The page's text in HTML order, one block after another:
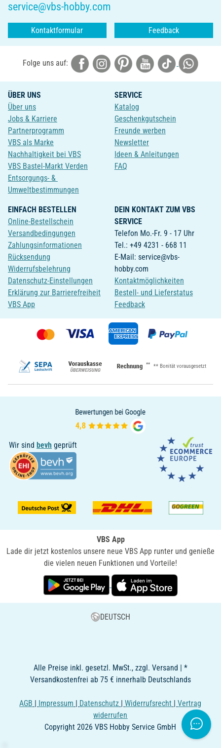
service@vbs-hobby.com
Kontaktformular Feedback
Folge uns auf:
ÜBER UNS
Über uns
Jobs & Karriere
Partnerprogramm
VBS als Marke
Nachhaltigkeit bei VBS
VBS Bastel-Markt Verden
Entsorgungs- &
Umweltbestimmungen
SERVICE
Katalog
Geschenkgutschein
Freunde werben
Newsletter
Ideen & Anleitungen
FAQ
EINFACH BESTELLEN
Online-Bestellschein
Versandbedingungen
Zahlungsinformationen
Rücksendung
Widerrufsbelehrung
Datenschutz-Einstellungen
Erklärung zur Barrierefreiheit
VBS App
DEIN KONTAKT ZUM VBS
SERVICE
Telefon Mo.-Fr. 9 - 17 Uhr
Tel.: +49 4231 - 668 11
E-Mail: service@vbs-
hobby.com
Kontaktmöglichkeiten
Bestell- und Lieferstatus
Feedback
** ** Bonität vorausgesetzt
Wir sind bevh geprüft
VBS App
Lade dir jetzt kostenlos unsere neue VBS App runter und genieße
die vielen neuen Funktionen und Vorteile!
DEUTSCH
Alle Preise inkl. gesetzl. MwSt., zzgl. Versand | *
Versandkostenfrei ab 75 € innerhalb Deutschlands
AGB | Impressum | Datenschutz |Widerrufsrecht |Vertrag
widerrufen
Copyright 2026 VBS Hobby Service GmbH